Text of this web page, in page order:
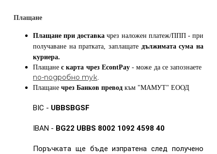
Плащане
Плащане при доставка чрез наложен платеж/ППП - при
получаване на пратката, заплащате дължимата сума на
куриера.
Плащанес карта чрез EcontPay- може да се запознаете
по-подробно тук.
Плащане чрез Банков превод към "МАМУТ" ЕООД
BIC - UBBSBGSF
IBAN - BG22 UBBS 8002 1092 4598 40
Поръчката ще бъде изпратена след получено